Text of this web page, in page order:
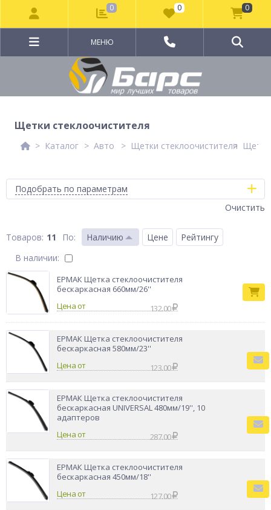
МЕНЮ
Щетки стеклоочистителя
Каталог Авто Щетки стеклоочистителя Щетки
Подобрать по параметрам
Очистить
11 По: Наличию Цене
Рейтингу
В наличии:
ЕРМАК Щетка стеклоочистителя
бескаркасная 660мм/26''
Цена от
132.00
ЕРМАК Щетка стеклоочистителя
бескаркасная 580мм/23''
Цена от
123.00
ЕРМАК Щетка стеклоочистителя
бескаркасная UNIVERSAL 480мм/19'', 10
адаптеров
Цена от
287.00
ЕРМАК Щетка стеклоочистителя
бескаркасная 450мм/18''
Цена от
127.00
0 0 0